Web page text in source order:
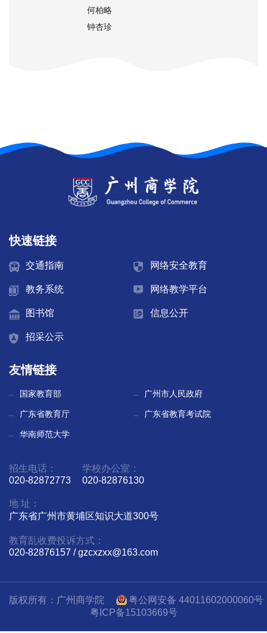
构
伍
教
学
科
研
建
工
招
就
何柏略
钟杏珍
快速链接
交通指南 网络安全教育
教务系统 网络教学平台
图书馆 信息公开
招采公示
友情链接
国家教育部 广州市人民政府
广东省教育厅 广东省教育考试院
华南师范大学
招生电话：
020-82872773
学校办公室：
020-82876130
地 址：
广东省广州市黄埔区知识大道300号
教育乱收费投诉方式：
020-82876157 / gzcxzxx@163.com
版权所有：广州商学院
粤公网安备 44011602000060号
粤ICP备15103669号